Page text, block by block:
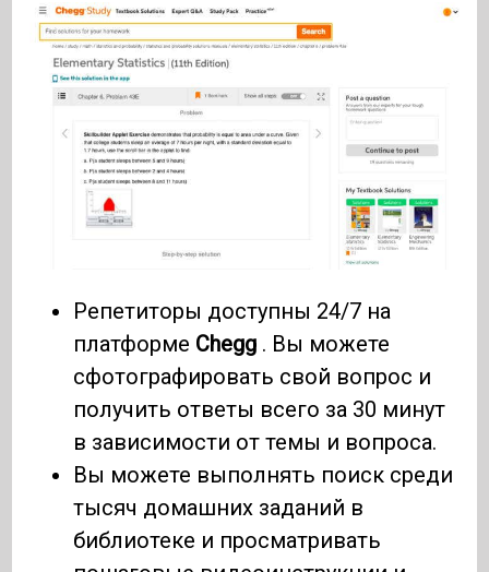
Репетиторы доступны 24/7 на
платформе Chegg . Вы можете
сфотографировать свой вопрос и
получить ответы всего за 30 минут
в зависимости от темы и вопроса.
Вы можете выполнять поиск среди
тысяч домашних заданий в
библиотеке и просматривать